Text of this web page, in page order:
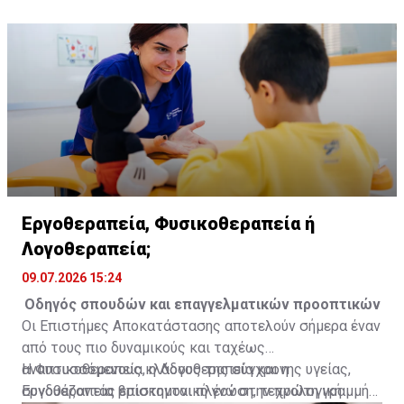
δημοκρατικών αξιών.
αναφέρει η ανακοίνωση.
Εργοθεραπεία, Φυσικοθεραπεία ή
Λογοθεραπεία;
09.07.2026 15:24
Οδηγός σπουδών και επαγγελματικών προοπτικών
Οι Επιστήμες Αποκατάστασης αποτελούν σήμερα έναν
από τους πιο δυναμικούς και ταχέως
αναπτυσσόμενους κλάδους της σύγχρονης υγείας,
συνδυάζοντας επιστημονική γνώση, τεχνολογική
Η Φυσικοθεραπεία, η Λογοθεραπεία και η
Εργοθεραπεία βρίσκονται πλέον στην πρώτη γραμμή